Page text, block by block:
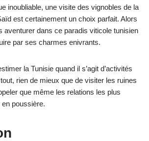
inoubliable, une visite des vignobles de la
est certainement un choix parfait. Alors
aventurer dans ce paradis viticole tunisien
par ses charmes enivrants.
la Tunisie quand il s’agit d’activités
rien de mieux que de visiter les ruines
que même les relations les plus
poussière.